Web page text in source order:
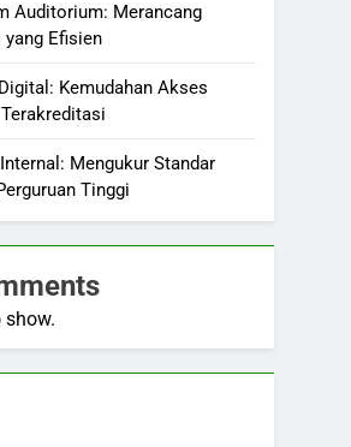
Auditorium: Merancang
yang Efisien
Kemudahan Akses
Mengukur Standar
Tinggi
show.